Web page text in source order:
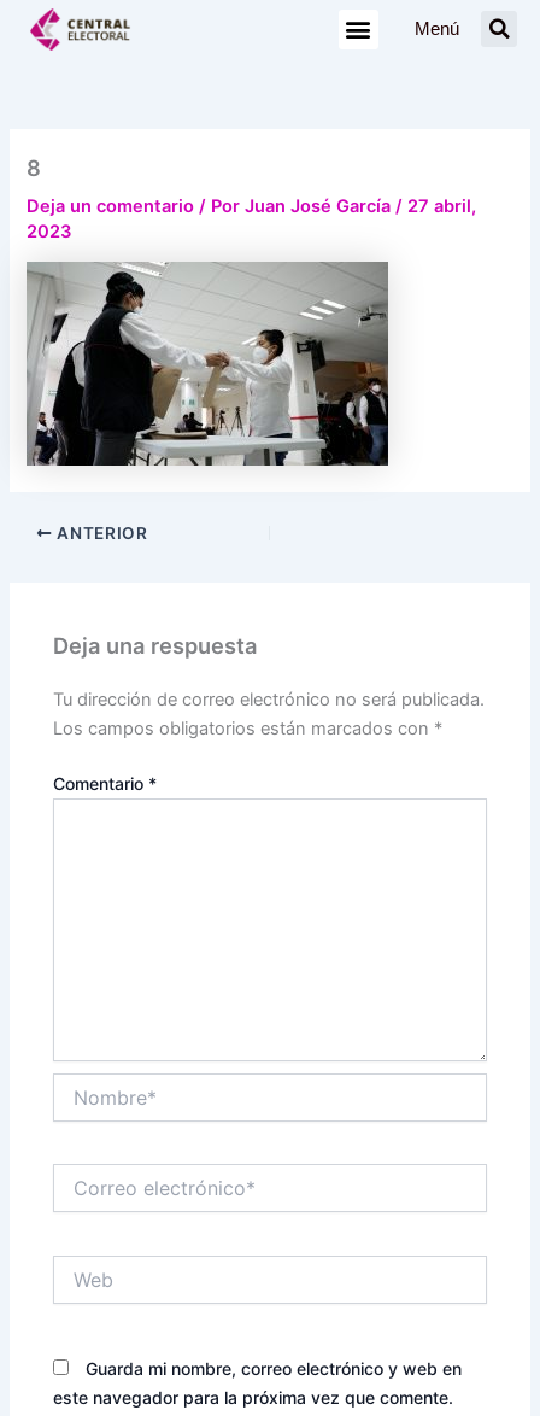
Menú
8
Deja un comentario / PorJuan José García/ 27 abril,
2023
ANTERIOR
Deja una respuesta
Tu dirección de correo electrónico no será publicada.
Los campos obligatorios están marcados con *
Comentario *
electrónico*
Guarda mi nombre, correo electrónico y web en
este navegador para la próxima vez que comente.